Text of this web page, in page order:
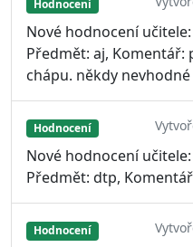
Hodnocení
Nové hodnocení
Předmět: aj, Komentář:
chápu. někdy
Hodnocení
Nové hodnocení
Předmět: dtp,
Hodnocení